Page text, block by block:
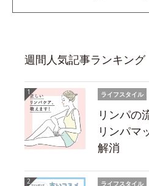
週間人気記事ランキング
ライフスタイル
リンパの
リンパマ
解消
ライフスタイル